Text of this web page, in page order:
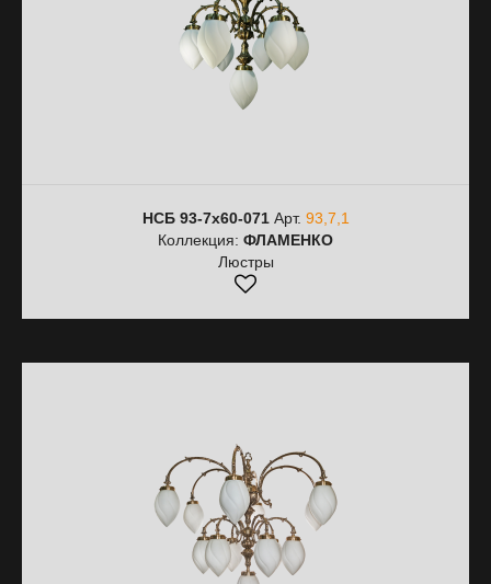
НСБ 93-7х60-071Арт. 93,7,1
Коллекция: ФЛАМЕНКО
Люстры